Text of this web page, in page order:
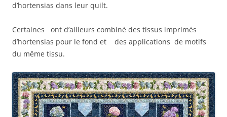
d’hortensias dans leur quilt.
Certaines ont d’ailleurs combiné des tissus imprimés
d’hortensias pour le fond et des applications de motifs
du même tissu.